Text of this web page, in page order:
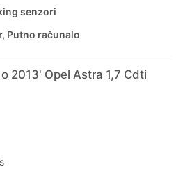
senzori
Putno računalo
2013' Opel Astra 1,7 Cdti